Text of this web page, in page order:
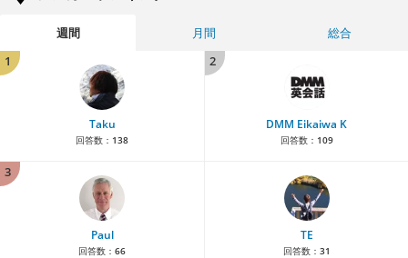
週間 月間
総合
1
Taku
回答数： 138
2
DMM Eikaiwa K
回答数： 109
3
Paul
回答数： 66
TE
回答数： 31